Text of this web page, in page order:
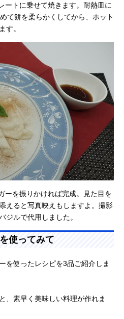
ートに乗せて焼きます。耐熱皿に
て餅を柔らかくしてから、ホット
す。
ーを振りかければ完成。見た目を
えると写真映えもしますよ。撮影
ジルで代用しました。
使ってみて
を使ったレシピを3品ご紹介しま
、素早く美味しい料理が作れま